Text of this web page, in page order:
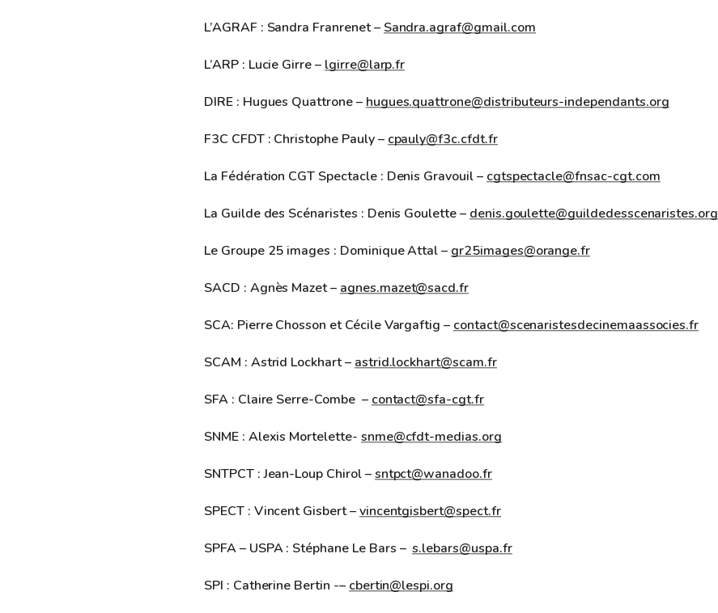
L’AGRAF : Sandra Franrenet – Sandra.agraf@gmail.com
L’ARP : Lucie Girre – lgirre@larp.fr
DIRE : Hugues Quattrone – hugues.quattrone@distributeurs-independants.org
F3C CFDT : Christophe Pauly – cpauly@f3c.cfdt.fr
La Fédération CGT Spectacle : Denis Gravouil – cgtspectacle@fnsac-cgt.com
La Guilde des Scénaristes : Denis Goulette – denis.goulette@guildedesscenaristes.org
Le Groupe 25 images : Dominique Attal – gr25images@orange.fr
SACD : Agnès Mazet – agnes.mazet@sacd.fr
SCA: Pierre Chosson et Cécile Vargaftig – contact@scenaristesdecinemaassocies.fr
SCAM : Astrid Lockhart – astrid.lockhart@scam.fr
SFA : Claire Serre-Combe – contact@sfa-cgt.fr
SNME : Alexis Mortelette- snme@cfdt-medias.org
SNTPCT : Jean-Loup Chirol –sntpct@wanadoo.fr
SPECT : Vincent Gisbert –vincentgisbert@spect.fr
SPFA – USPA : Stéphane Le Bars –s.lebars@uspa.fr
SPI : Catherine Bertin -– cbertin@lespi.org